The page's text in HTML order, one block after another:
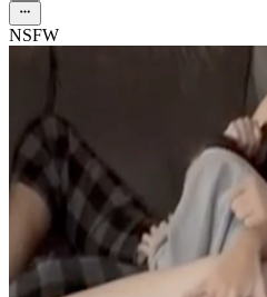
NSFW